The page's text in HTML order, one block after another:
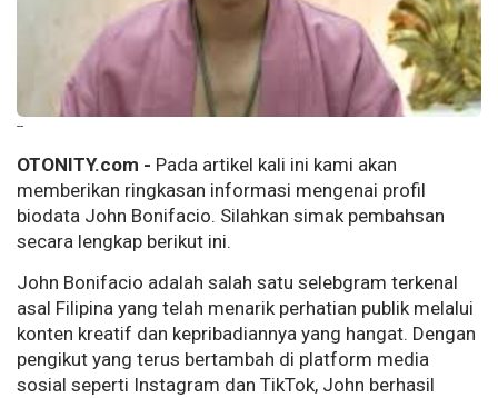
--
OTONITY.com - Pada artikel kali ini kami akan
memberikan ringkasan informasi mengenai profil
biodata John Bonifacio. Silahkan simak pembahsan
secara lengkap berikut ini.
John Bonifacio adalah salah satu selebgram terkenal
asal Filipina yang telah menarik perhatian publik melalui
konten kreatif dan kepribadiannya yang hangat. Dengan
pengikut yang terus bertambah di platform media
sosial seperti Instagram dan TikTok, John berhasil